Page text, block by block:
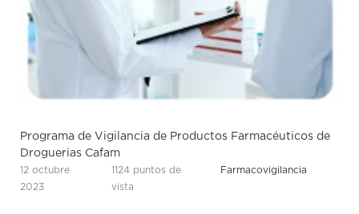
Programa de Vigilancia de Productos Farmacéuticos de
Droguerias Cafam
12 octubre
2023
1124 puntos de
vista
Farmacovigilancia